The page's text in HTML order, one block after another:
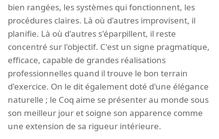
bien rangées, les systèmes qui fonctionnent, les
procédures claires. Là où d'autres improvisent, il
planifie. Là où d'autres s'éparpillent, il reste
concentré sur l'objectif. C'est un signe pragmatique,
efficace, capable de grandes réalisations
professionnelles quand il trouve le bon terrain
d'exercice. On le dit également doté d'une élégance
naturelle ; le Coq aime se présenter au monde sous
son meilleur jour et soigne son apparence comme
une extension de sa rigueur intérieure.